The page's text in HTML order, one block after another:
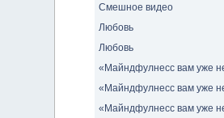
Смешное видео
Любовь
Любовь
«Майндфулнесс вам уже
«Майндфулнесс вам уже
«Майндфулнесс вам уже